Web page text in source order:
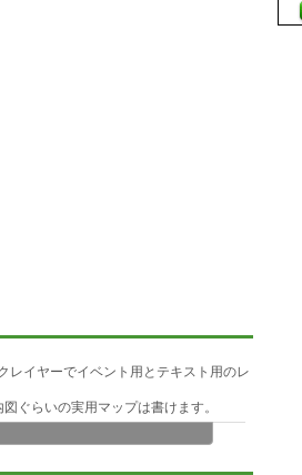
レイヤーでイベント用とテキスト用のレ
ぐらいの実用マップは書けます。